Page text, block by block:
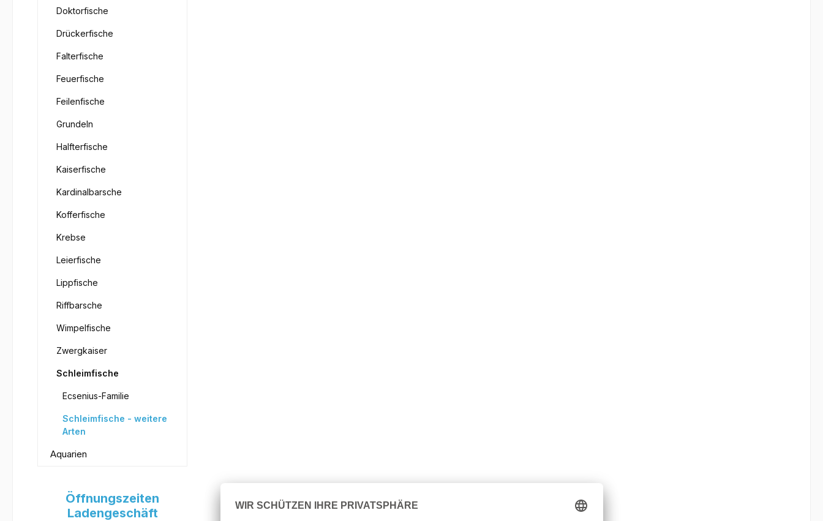
Doktorfische
Drückerfische
Falterfische
Feuerfische
Feilenfische
Grundeln
Halfterfische
Kaiserfische
Kardinalbarsche
Kofferfische
Krebse
Leierfische
Lippfische
Riffbarsche
Wimpelfische
Zwergkaiser
Schleimfische
Ecsenius-Familie
Schleimfische - weitere
Arten
Aquarien
Öffnungszeiten
Ladengeschäft